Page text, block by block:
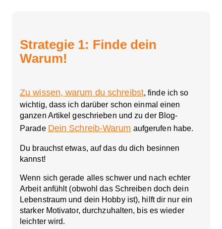
Strategie 1: Finde dein
Warum!
Zu wissen, warum du schreibst, finde ich so
wichtig, dass ich darüber schon einmal einen
ganzen Artikel geschrieben und zu der Blog-
Parade Dein Schreib-Warum aufgerufen habe.
Du brauchst etwas, auf das du dich besinnen
kannst!
Wenn sich gerade alles schwer und nach echter
Arbeit anfühlt (obwohl das Schreiben doch dein
Lebenstraum und dein Hobby ist), hilft dir nur ein
starker Motivator, durchzuhalten, bis es wieder
leichter wird.